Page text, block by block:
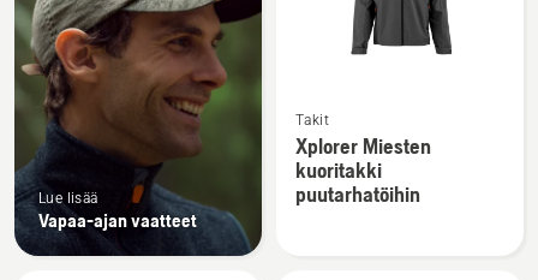
Lue lisää
Vapaa-ajan vaatteet
lisätietoja
tuotteesta
Xplorer
Miesten
Takit
Xplorer Miesten
kuoritakki
puutarhatöihin